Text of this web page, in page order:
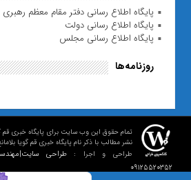
پایگاه اطلاع رسانی دفتر مقام معظم رهبری
پایگاه اطلاع رسانی دولت
پایگاه اطلاع رسانی مجلس
روزنامه‌ها
تمام حقوق این وب سایت برای پایگاه خبری
نشر مطالب با ذکر نام پایگاه خبری قم گویا
طراحی و اجرا : طراحی
09125520352